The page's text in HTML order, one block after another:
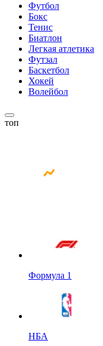
Футбол
Бокс
Тенис
Биатлон
Легкая атлетика
Футзал
Баскетбол
Хокей
Волейбол
топ
Формула 1
НБА